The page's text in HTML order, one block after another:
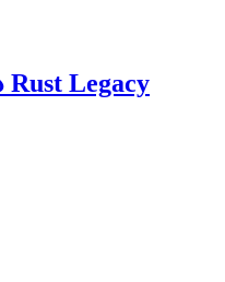
[VIP] دانلود سورس Rust Legacy